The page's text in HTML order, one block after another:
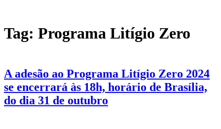
Tag: Programa Litígio Zero
A adesão ao Programa Litígio Zero 2024
se encerrará às 18h, horário de Brasília,
do dia 31 de outubro